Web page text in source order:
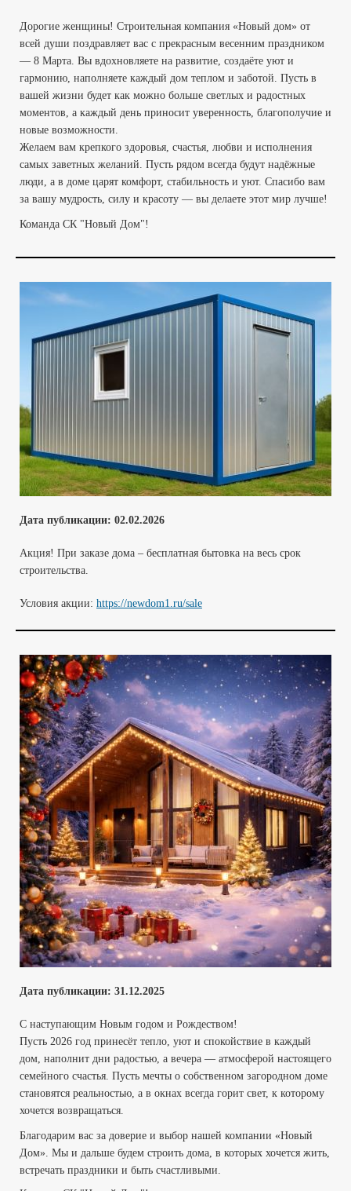
Дорогие женщины! Строительная компания «Новый дом» от
всей души поздравляет вас с прекрасным весенним праздником
— 8 Марта. Вы вдохновляете на развитие, создаёте уют и
гармонию, наполняете каждый дом теплом и заботой. Пусть в
вашей жизни будет как можно больше светлых и радостных
моментов, а каждый день приносит уверенность, благополучие и
новые возможности.
Желаем вам крепкого здоровья, счастья, любви и исполнения
самых заветных желаний. Пусть рядом всегда будут надёжные
люди, а в доме царят комфорт, стабильность и уют. Спасибо вам
за вашу мудрость, силу и красоту — вы делаете этот мир лучше!
Команда СК "Новый Дом"!
Дата публикации: 02.02.2026
Акция! При заказе дома – бесплатная бытовка на весь срок
строительства.
Условия акции: https://newdom1.ru/sale
Дата публикации: 31.12.2025
С наступающим Новым годом и Рождеством!
Пусть 2026 год принесёт тепло, уют и спокойствие в каждый
дом, наполнит дни радостью, а вечера — атмосферой настоящего
семейного счастья. Пусть мечты о собственном загородном доме
становятся реальностью, а в окнах всегда горит свет, к которому
хочется возвращаться.
Благодарим вас за доверие и выбор нашей компании «Новый
Дом». Мы и дальше будем строить дома, в которых хочется жить,
встречать праздники и быть счастливыми.